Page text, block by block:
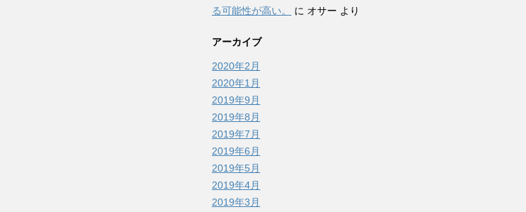
る可能性が高い。
に オサー より
アーカイブ
2020年2月
2020年1月
2019年9月
2019年8月
2019年7月
2019年6月
2019年5月
2019年4月
2019年3月